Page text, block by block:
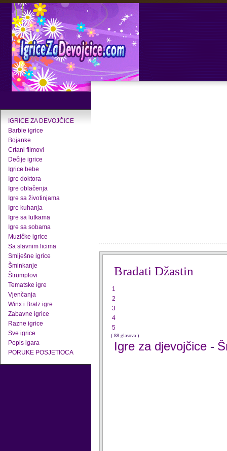
IGRICE ZA DEVOJČICE
Barbie igrice
Bojanke
Crtani filmovi
Dečije igrice
Igrice bebe
Igre doktora
Igre oblačenja
Igre sa životinjama
Igre kuhanja
Igre sa lutkama
Igre sa sobama
Muzičke igrice
Sa slavnim licima
Smiješne igrice
Šminkanje
Štrumpfovi
Tematske igre
Vjenčanja
Winx i Bratz igre
Zabavne igrice
Razne igrice
Sve igrice
Popis igara
PORUKE POSJETIOCA
Bradati Džastin
1
2
3
4
5
( 88 glasova )
Igre za djevojčice -